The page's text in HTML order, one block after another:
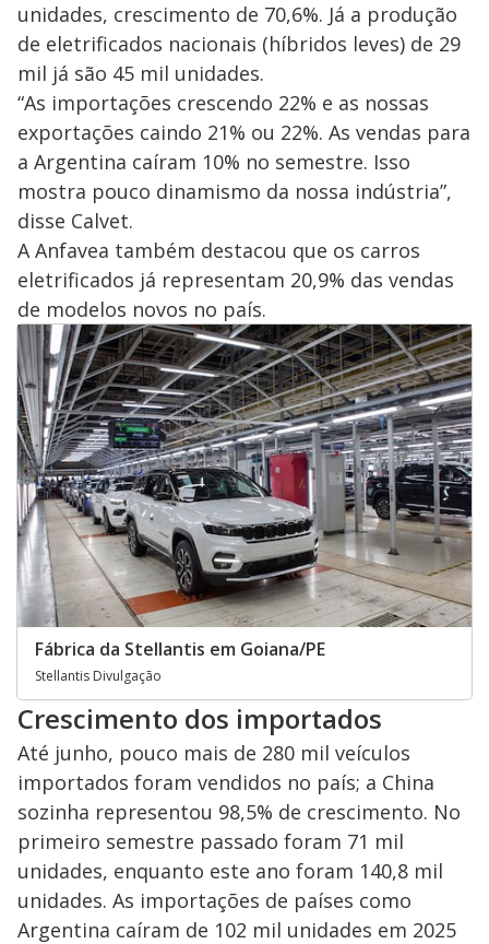
unidades, crescimento de 70,6%. Já a produção
de eletrificados nacionais (híbridos leves) de 29
mil já são 45 mil unidades.
“As importações crescendo 22% e as nossas
exportações caindo 21% ou 22%. As vendas para
a Argentina caíram 10% no semestre. Isso
mostra pouco dinamismo da nossa indústria”,
disse Calvet.
A Anfavea também destacou que os carros
eletrificados já representam 20,9% das vendas
de modelos novos no país.
Fábrica da Stellantis em Goiana/PE
Stellantis Divulgação
Crescimento dos importados
Até junho, pouco mais de 280 mil veículos
importados foram vendidos no país; a China
sozinha representou 98,5% de crescimento. No
primeiro semestre passado foram 71 mil
unidades, enquanto este ano foram 140,8 mil
unidades. As importações de países como
Argentina caíram de 102 mil unidades em 2025